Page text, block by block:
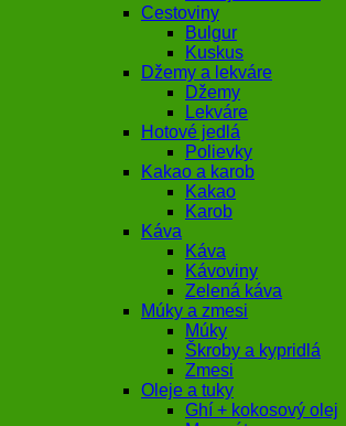
Cestoviny
Bulgur
Kuskus
Džemy a lekváre
Džemy
Lekváre
Hotové jedlá
Polievky
Kakao a karob
Kakao
Karob
Káva
Káva
Kávoviny
Zelená káva
Múky a zmesi
Múky
Škroby a kypridlá
Zmesi
Oleje a tuky
Ghí + kokosový olej